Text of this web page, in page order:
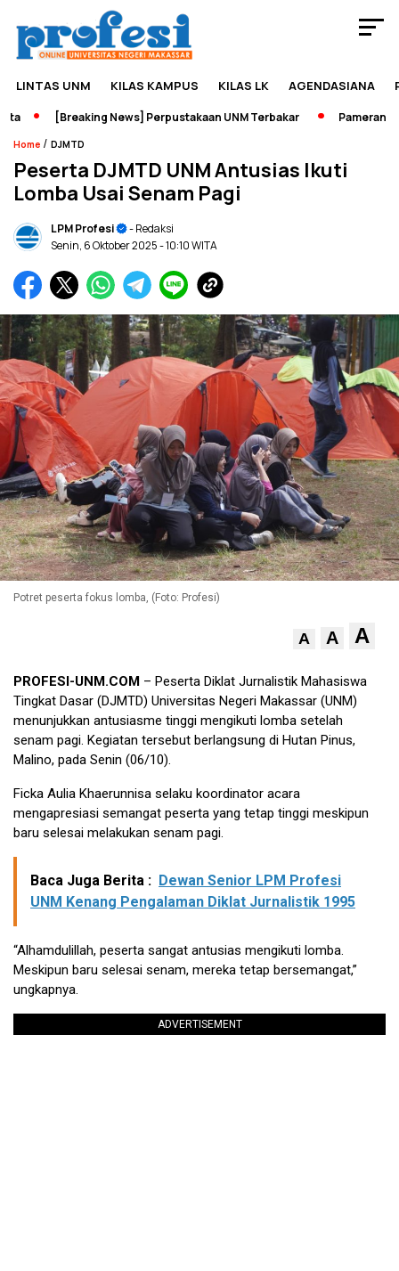
LINTAS UNM KILAS KAMPUS KILAS LK AGENDASIANA
[Breaking News] Perpustakaan UNM Terbakar Pameran
Home / DJMTD
Peserta DJMTD UNM Antusias Ikuti
Lomba Usai Senam Pagi
LPM Profesi
- Redaksi
Senin, 6 Oktober 2025- 10:10 WITA
Potret peserta fokus lomba, (Foto: Profesi)
A A A
PROFESI-UNM.COM – Peserta Diklat Jurnalistik Mahasiswa
Tingkat Dasar (DJMTD) Universitas Negeri Makassar (UNM)
menunjukkan antusiasme tinggi mengikuti lomba setelah
senam pagi. Kegiatan tersebut berlangsung di Hutan Pinus,
Malino, pada Senin (06/10).
Ficka Aulia Khaerunnisa selaku koordinator acara
mengapresiasi semangat peserta yang tetap tinggi meskipun
baru selesai melakukan senam pagi.
Baca Juga Berita : Dewan Senior LPM Profesi
UNM Kenang Pengalaman Diklat Jurnalistik 1995
“Alhamdulillah, peserta sangat antusias mengikuti lomba.
Meskipun baru selesai senam, mereka tetap bersemangat,”
ungkapnya.
ADVERTISEMENT